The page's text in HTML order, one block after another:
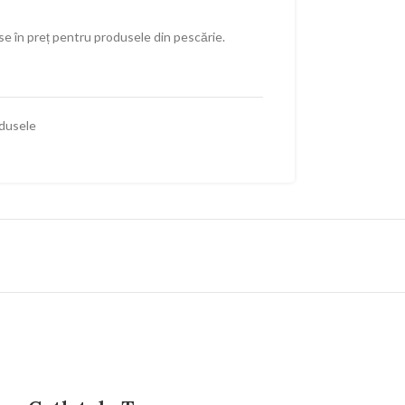
în preț pentru produsele din pescărie.